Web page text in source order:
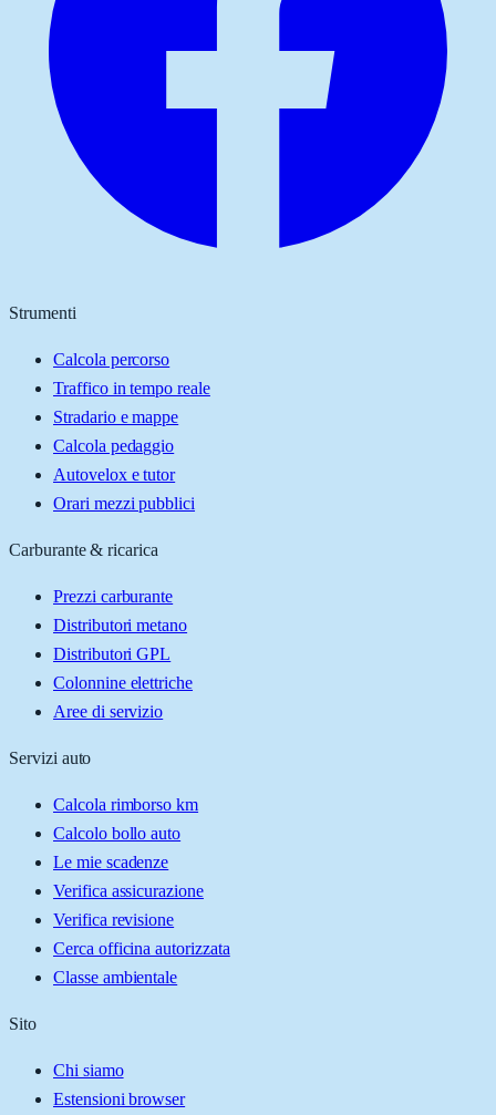
Strumenti
Calcola percorso
Traffico in tempo reale
Stradario e mappe
Calcola pedaggio
Autovelox e tutor
Orari mezzi pubblici
Carburante & ricarica
Prezzi carburante
Distributori metano
Distributori GPL
Colonnine elettriche
Aree di servizio
Servizi auto
Calcola rimborso km
Calcolo bollo auto
Le mie scadenze
Verifica assicurazione
Verifica revisione
Cerca officina autorizzata
Classe ambientale
Sito
Chi siamo
Estensioni browser